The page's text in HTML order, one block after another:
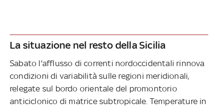
La situazione nel resto della Sicilia
Sabato l'afflusso di correnti nordoccidentali rinnova
condizioni di variabilità sulle regioni meridionali,
relegate sul bordo orientale del promontorio
anticiclonico di matrice subtropicale. Temperature in